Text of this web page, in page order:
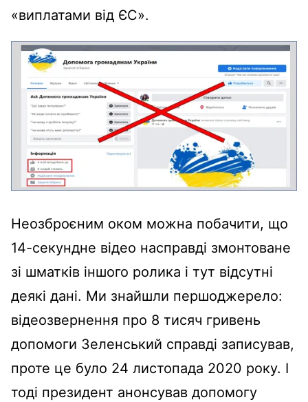
«виплатами від ЄС».
Неозброєним оком можна побачити, що
14-секундне відео насправді змонтоване
зі шматків іншого ролика і тут відсутні
деякі дані. Ми знайшли першоджерело:
відеозвернення про 8 тисяч гривень
допомоги Зеленський справді записував,
проте це було 24 листопада 2020 року. І
тоді президент анонсував допомогу